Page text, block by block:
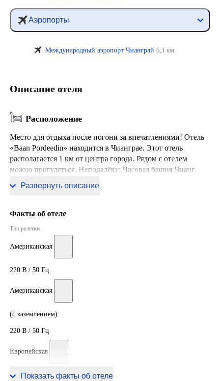
Аэропорты
Международный аэропорт Чианграй 6,1 км
Описание отеля
Расположение
Место для отдыха после погони за впечатлениями! Отель
«Baan Pordeedin» находится в Чианграе. Этот отель
располагается 1 км от центра города. Рядом с отелем
можно прогуляться. Неподалёку: Часовая башня Чианг
Развернуть описание
Факты об отеле
Тип розетки
Американская
220 В / 50 Гц
Американская
(с заземлением)
220 В / 50 Гц
Европейская
220 В / 50 Гц
Показать факты об отеле